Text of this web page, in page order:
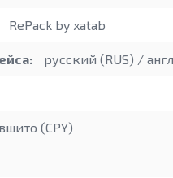
RePack by xatab
русский (RUS) /
вшито (CPY)